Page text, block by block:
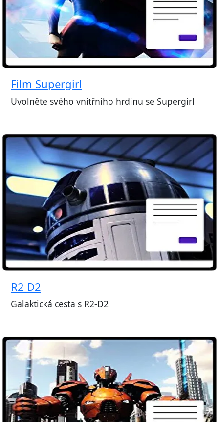
Film Supergirl
Uvolněte svého vnitřního hrdinu se Supergirl
R2 D2
Galaktická cesta s R2-D2